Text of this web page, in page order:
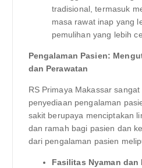
tradisional, termasuk
masa rawat inap yang
pemulihan yang lebih
Pengalaman Pasien:
dan Perawatan
RS Primaya Makassar
penyediaan pengalaman
sakit berupaya menciptakan
dan ramah bagi pasien dan
dari pengalaman pasien
Fasilitas Nyaman dan